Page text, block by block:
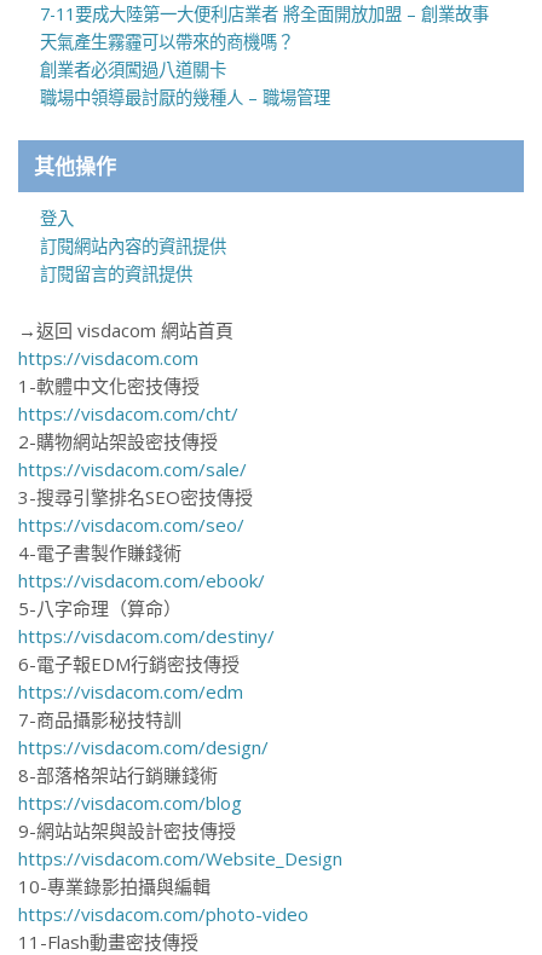
7-11要成大陸第一大便利店業者 將全面開放加盟 – 創業故事
天氣產生霧霾可以帶來的商機嗎？
創業者必須闖過八道關卡
職場中領導最討厭的幾種人 – 職場管理
其他操作
登入
訂閱網站內容的資訊提供
訂閱留言的資訊提供
→返回 visdacom 網站首頁
https://visdacom.com
1-軟體中文化密技傳授
https://visdacom.com/cht/
2-購物網站架設密技傳授
https://visdacom.com/sale/
3-搜尋引擎排名SEO密技傳授
https://visdacom.com/seo/
4-電子書製作賺錢術
https://visdacom.com/ebook/
5-八字命理（算命）
https://visdacom.com/destiny/
6-電子報EDM行銷密技傳授
https://visdacom.com/edm
7-商品攝影秘技特訓
https://visdacom.com/design/
8-部落格架站行銷賺錢術
https://visdacom.com/blog
9-網站站架與設計密技傳授
https://visdacom.com/Website_Design
10-專業錄影拍攝與編輯
https://visdacom.com/photo-video
11-Flash動畫密技傳授